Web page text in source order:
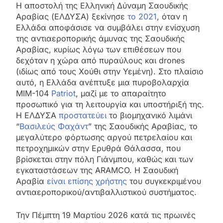
Η αποστολή της Ελληνική Δύναμη Σαουδικής
Αραβίας (ΕΛΔΥΣΑ) ξεκίνησε το 2021, όταν η
Ελλάδα αποφάσισε να συμβάλει στην ενίσχυση
της αντιαεροπορικής άμυνας της Σαουδικής
Αραβίας, κυρίως λόγω των επιθέσεων που
δεχόταν η χώρα από πυραύλους και drones
(ιδίως από τους Χούθι στην Υεμένη). Στο πλαίσιο
αυτό, η Ελλάδα ανέπτυξε μια πυροβολαρχία
MIM-104 Patriot, μαζί με το απαραίτητο
προσωπικό για τη λειτουργία και υποστήριξή της.
Η ΕΛΔΥΣΑ προστατεύει το βιομηχανικό λιμάνι
“Βασιλεύς Φαχάντ” της Σαουδικής Αραβίας, το
μεγαλύτερο φόρτωσης αργού πετρελαίου και
πετροχημικών στην Ερυθρά Θάλασσα, που
βρίσκεται στην πόλη Γιάνμπου, καθώς και των
εγκαταστάσεων της ARAMCO. Η Σαουδική
Αραβία είναι επίσης χρήστης του συγκεκριμένου
αντιαεροπορικού/αντιβαλλιστικού συστήματος.
Την Πέμπτη 19 Μαρτίου 2026 κατά τις πρωινές